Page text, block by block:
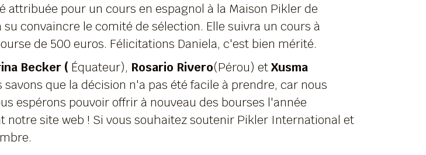
pour un cours en espagnol à la Maison Pikler de
convaincre le comité de sélection. Elle suivra un cours à
de 500 euros. Félicitations Daniela, c'est bien mérité.
Becker ( Équateur), Rosario Rivero(Pérou) etXusma
que la décision n'a pas été facile à prendre, car nous
espérons pouvoir offrir à nouveau des bourses l'année
site web ! Si vous souhaitez soutenir Pikler International et